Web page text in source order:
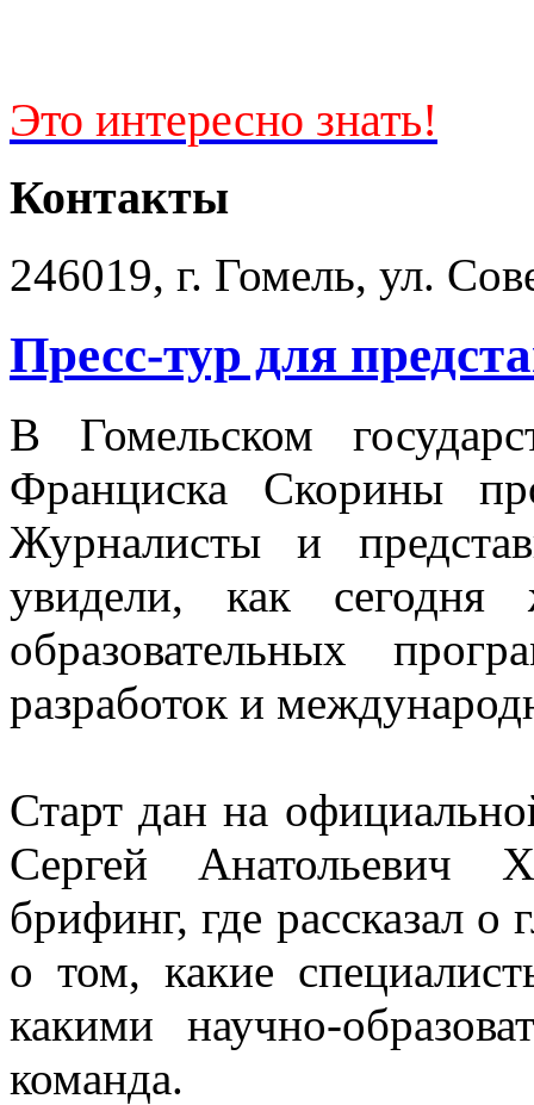
Это интересно знать!
Контакты
246019, г. Гомель, ул.
Пресс-тур для
В Гомельском
Франциска Скорины
Журналисты и
увидели, как
образовательных
разработок и
Старт дан на
Сергей Анатольевич
брифинг, где рассказал о
о том, какие
какими научно-
команда.